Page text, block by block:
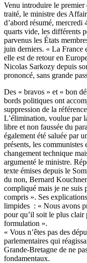
Venu introduire le premier
traité, le ministre des
d’abord résumé,
quarts vide, les différents
parvenus les États
juin derniers. « La France
elle est de retour en
Nicolas Sarkozy depuis
prononcé, sans grande
Des « bravos » et « bon
bords politiques ont
suppression de la
L’élimination, voulue par
libre et non faussée du
également été saluée par
présents, les communistes
changement technique
argumenté le ministre.
texte émises depuis le
du non, Bernard
compliqué mais je ne suis
compris ». Ses
limpides : « Nous avons
pour qu’il soit le plus
formulation ».
« Vous n’êtes pas des
parlementaires qui
Grande-Bretagne de ne
fondamentaux.